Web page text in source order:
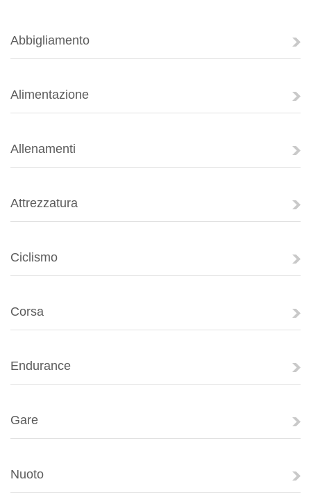
Abbigliamento
Alimentazione
Allenamenti
Attrezzatura
Ciclismo
Corsa
Endurance
Gare
Nuoto